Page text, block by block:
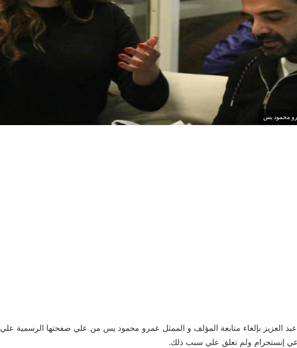
محمود يس
عبد العزيز بإلغاء متابعة المؤلف و الممثل عمرو محمود يس من علي صفحتها الرسمية علي
إنستجرام ولم تعلق علي سبب ذلك.